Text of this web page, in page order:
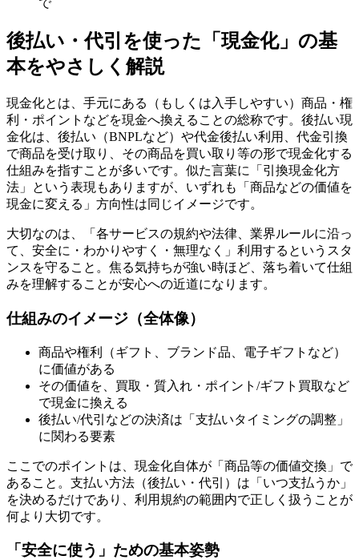
で
後払い・代引を使った「現金化」の基
本をやさしく解説
現金化とは、手元にある（もしくは入手しやすい）商品・権
利・ポイントなどを現金へ換えることの総称です。後払い現
金化は、後払い（BNPLなど）や代金後払い利用、代金引換
で商品を受け取り、その商品を買い取り等の形で現金化する
仕組みを指すことが多いです。似た言葉に「引換現金化方
法」という表現もありますが、いずれも「商品などの価値を
現金に変える」方向性は同じイメージです。
大切なのは、「各サービスの規約や法律、業界ルールに沿っ
て、安全に・わかりやすく・無理なく」利用するというスタ
ンスを守ること。焦る気持ちが強い時ほど、落ち着いて仕組
みを理解することが安心への近道になります。
仕組みのイメージ（全体像）
商品や権利（ギフト、ブランド品、電子ギフトなど）
に価値がある
その価値を、買取・質入れ・ポイント/ギフト買取など
で現金に換える
後払い/代引などの決済は「支払いタイミングの調整」
に関わる要素
ここでのポイントは、現金化自体が「商品等の価値交換」で
あること。支払い方法（後払い・代引）は「いつ支払うか」
を決めるだけであり、利用規約の範囲内で正しく扱うことが
何より大切です。
「安全に使う」ための基本姿勢